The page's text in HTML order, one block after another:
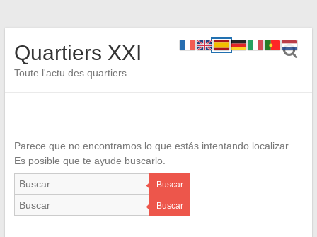
Quartiers XXI
Toute l'actu des quartiers
Parece que no encontramos lo que estás intentando localizar.
Es posible que te ayude buscarlo.
Buscar
Buscar